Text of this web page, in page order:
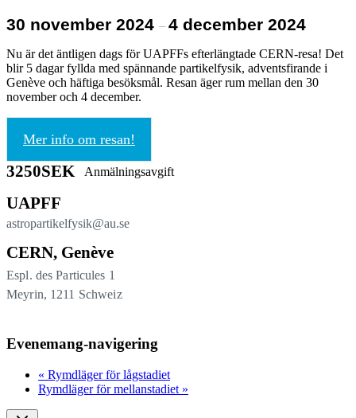
30 november 2024 – 4 december 2024
Nu är det äntligen dags för UAPFFs efterlängtade CERN-resa! Det
blir 5 dagar fyllda med spännande partikelfysik, adventsfirande i
Genève och häftiga besöksmål. Resan äger rum mellan den 30
november och 4 december.
Mer info om resan!
3250SEK Anmälningsavgift
UAPFF
astropartikelfysik@au.se
CERN, Genève
Espl. des Particules 1
Meyrin, 1211 Schweiz
Evenemang-navigering
« Rymdläger för lågstadiet
Rymdläger för mellanstadiet »